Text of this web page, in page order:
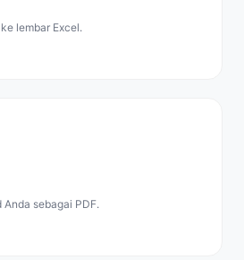
lembar Excel.
Anda sebagai PDF.